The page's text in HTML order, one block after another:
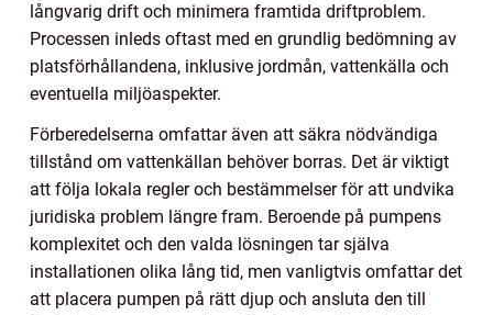
långvarig drift och minimera framtida driftproblem.
Processen inleds oftast med en grundlig bedömning av
platsförhållandena, inklusive jordmån, vattenkälla och
eventuella miljöaspekter.
Förberedelserna omfattar även att säkra nödvändiga
tillstånd om vattenkällan behöver borras. Det är viktigt
att följa lokala regler och bestämmelser för att undvika
juridiska problem längre fram. Beroende på pumpens
komplexitet och den valda lösningen tar själva
installationen olika lång tid, men vanligtvis omfattar det
att placera pumpen på rätt djup och ansluta den till